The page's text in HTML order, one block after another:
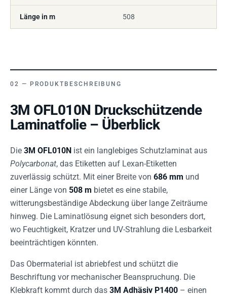
Länge in m 508
PRODUKTBESCHREIBUNG
3M OFL010N Druckschützende
Laminatfolie – Überblick
Die 3M OFL010N ist ein langlebiges Schutzlaminat aus
Polycarbonat, das Etiketten auf Lexan-Etiketten
zuverlässig schützt. Mit einer Breite von 686 mm und
einer Länge von 508 m bietet es eine stabile,
witterungsbeständige Abdeckung über lange Zeiträume
hinweg. Die Laminatlösung eignet sich besonders dort,
wo Feuchtigkeit, Kratzer und UV-Strahlung die Lesbarkeit
beeinträchtigen könnten.
Das Obermaterial ist abriebfest und schützt die
Beschriftung vor mechanischer Beanspruchung. Die
Klebkraft kommt durch das 3M Adhäsiv P1400 – einen